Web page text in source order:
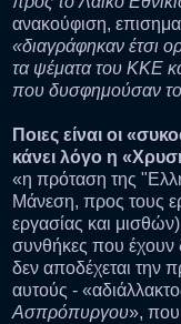
ανακούφιση,
«διαγράφηκαν έτσι
τα ψέματα του ΚΚΕ
που δυσφημούσαν
Ποιες είναι οι
κάνει λόγο η
«η πρόταση της
Μάνεση, προς τους
εργασίας και
συνθήκες που έχουν
δεν αποδέχεται την
αυτούς -
Ασπρόπυργου», που